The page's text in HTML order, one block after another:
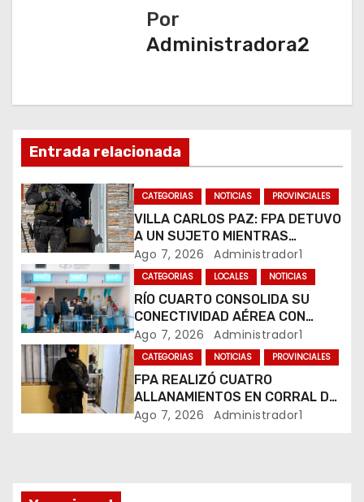
d
e
e
n
t
r
a
d
Por
Administradora2
Entrada relacionada
CATEGORIAS NOTICIAS PROVINCIALES
VILLA CARLOS PAZ: FPA DETUVO
A UN SUJETO MIENTRAS
COMERCIALIZABA COCAÍNA Y
MARIHUANA EN UNA PLAZA
Ago 7, 2026 Administrador1
CATEGORIAS LOCALES NOTICIAS
RÍO CUARTO CONSOLIDA SU
CONECTIVIDAD AÉREA CON
CUATRO VUELOS SEMANALES A
BUENOS AIRES
Ago 7, 2026 Administrador1
CATEGORIAS NOTICIAS PROVINCIALES
FPA REALIZÓ CUATRO
ALLANAMIENTOS EN CORRAL DE
BUSTOS-IFFLINGER
Ago 7, 2026 Administrador1